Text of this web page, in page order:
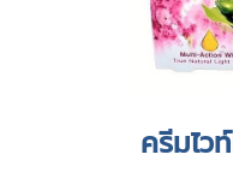
ครีมไว